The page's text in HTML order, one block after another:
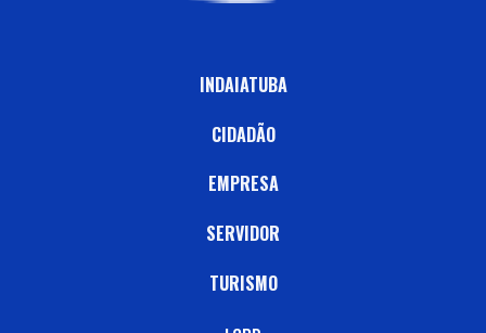
INDAIATUBA
CIDADÃO
EMPRESA
SERVIDOR
TURISMO